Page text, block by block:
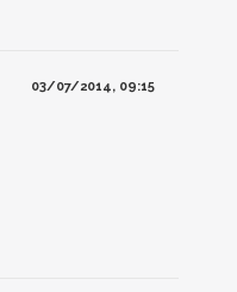
03/07/2014, 09:15